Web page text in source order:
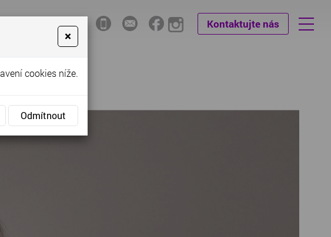
Kontaktujte nás
×
cookies níže.
Odmítnout